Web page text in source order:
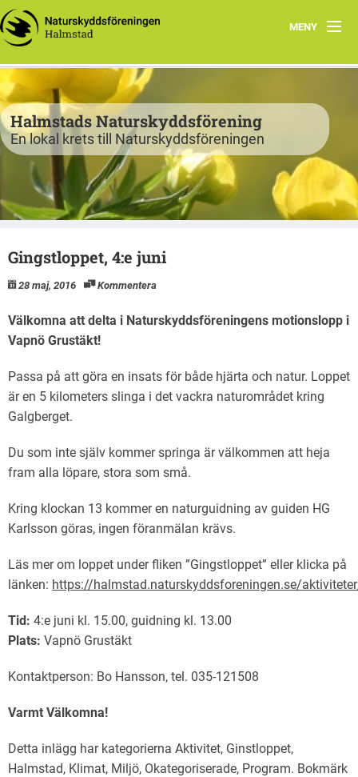
MENY
Program
Verksamhet
Björkelund
Om oss
Havsnätverk
Halmstads Naturskyddsförening
En lokal krets till Naturskyddsföreningen
Gingstloppet, 4:e juni
28 maj, 2016 Kommentera
Välkomna att delta i Naturskyddsföreningens motionslopp i
Vapnö Grustäkt!
Passa på att göra en insats för både hjärta och natur. Loppet
är en 5 kilometers slinga i det vackra naturområdet kring
Galgberget.
Du som inte själv kommer springa är välkommen att heja
fram alla löpare, stora som små.
Kring klockan 13 kommer en naturguidning av guiden HG
Karlsson göras, ingen föranmälan krävs.
Läs mer om loppet under fliken ”Gingstloppet” eller klicka på
länken: https://halmstad.naturskyddsforeningen.se/
Tid: 4:e juni kl. 15.00, guidning kl. 13.00
Plats: Vapnö Grustäkt
Kontaktperson: Bo Hansson, tel. 035-121508
Varmt Välkomna!
Detta inlägg har kategorierna Aktivitet, Ginstloppet,
Halmstad, Klimat, Miljö, Okategoriserade, Program. Bokmärk